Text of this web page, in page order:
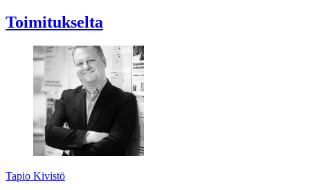
Toimitukselta
Tapio Kivistö